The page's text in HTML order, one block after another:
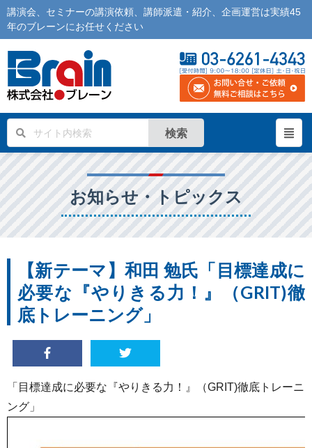
講演会 セミナーの講演依頼 講師派遣 ・紹介、企画運営は実績45
年のブレーンにお任せください
検索
お知らせ・トピックス
【新テーマ】和田 勉氏「目標達成に
必要な『やりきる力！』（GRIT)徹
底トレーニング」
「目標達成に必要な『やりきる力！』（GRIT)徹底トレーニ
ング」